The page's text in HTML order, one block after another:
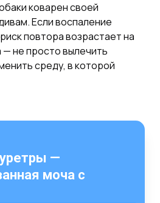
коварен своей
Если воспаление
повтора возрастает на
не просто вылечить
среду, в которой
—
моча с